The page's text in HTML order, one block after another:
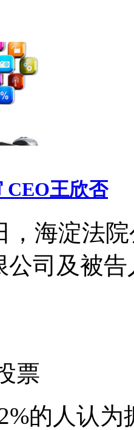
CEO王欣否
，海淀法
公司及被
票
的人认为